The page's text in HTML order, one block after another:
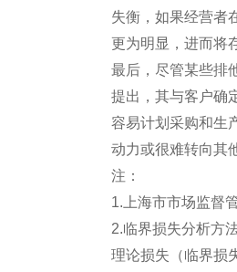
失衡，如果经营者
更为明显，进而将
最后，尽管某些排
提出，其与客户确
容易计划采购和生
动力或很难转向其
注：
1.上海市市场监督
2.临界损失分析方
理论损失（临界损